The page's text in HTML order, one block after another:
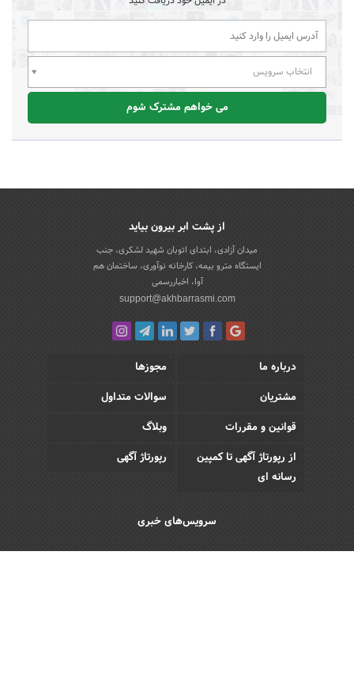
انتخاب سرویس
می خواهم مشترک شوم
از پشت ابر بیرون بیاید
میدان آزادی، ابتدای اتوبان شهید لشکری، جنب
ایستگاه مترو بیمه، کارخانه نوآوری، ساختمان هم
آوا، اخباررسمی
support@akhbarrasmi.com
درباره ما
مجوزها
مشتریان
سوالات متداول
قوانین و مقررات
وبلاگ
از رپورتاژ آگهی تا کمپین
رسانه ای
رپورتاژ آگهی
سرویس‌های خبری